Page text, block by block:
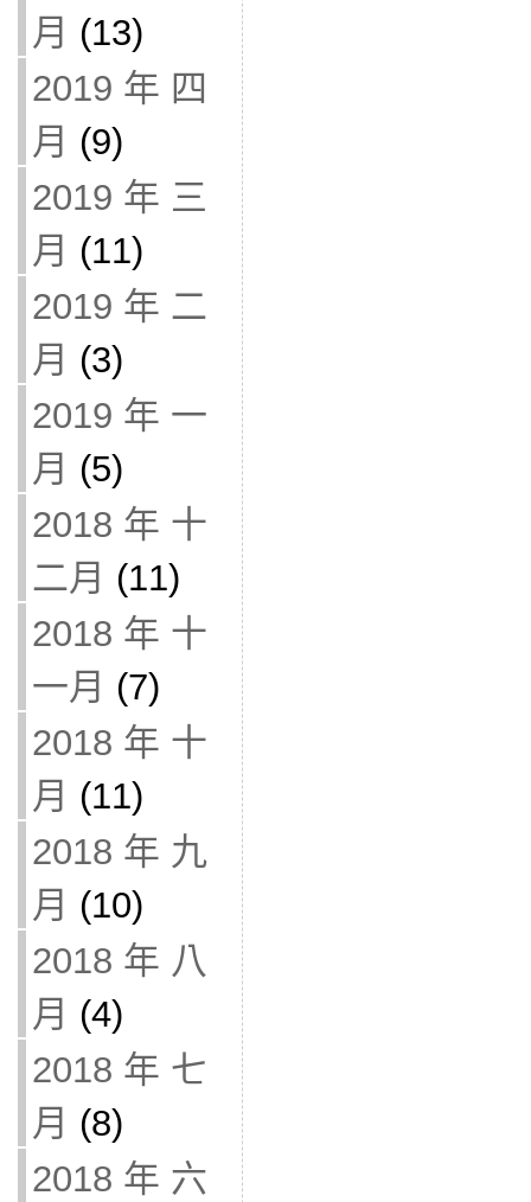
月 (13)
2019 年 四
月 (9)
2019 年 三
月 (11)
2019 年 二
月 (3)
2019 年 一
月 (5)
2018 年 十
二月 (11)
2018 年 十
一月 (7)
2018 年 十
月 (11)
2018 年 九
月 (10)
2018 年 八
月 (4)
2018 年 七
月 (8)
2018 年 六